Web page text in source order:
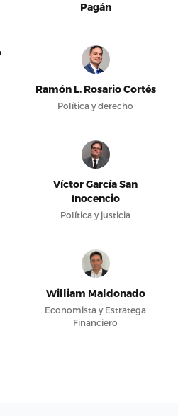
Pagán
Ramón L. Rosario Cortés
Política y derecho
Víctor García San
Inocencio
Política y justicia
William Maldonado
Economista y Estratega
Financiero